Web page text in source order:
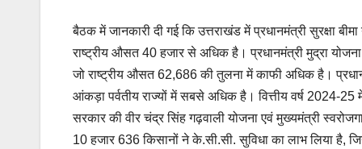
बैठक में जानकारी दी गई कि उत्तराखंड में प्रधानमंत्री सुरक्षा
राष्ट्रीय औसत 40 हजार से अधिक है। प्रधानमंत्री मुद्रा
जो राष्ट्रीय औसत 62,686 की तुलना में काफी अधिक है।
आंकड़ा पर्वतीय राज्यों में सबसे अधिक है। वित्तीय वर्ष 2024-
सरकार की वीर चंद्र सिंह गढ़वाली योजना एवं मुख्यमंत्री
10 हजार 636 किसानों ने के.सी.सी. सुविधा का लाभ लिया है,